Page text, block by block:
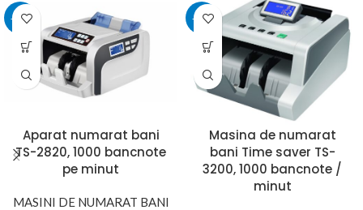
-15%
Aparat numarat bani
TS-2820, 1000 bancnote
pe minut
MASINI DE NUMARAT BANI
-18%
Masina de numarat
bani Time saver TS-
3200, 1000 bancnote /
minut